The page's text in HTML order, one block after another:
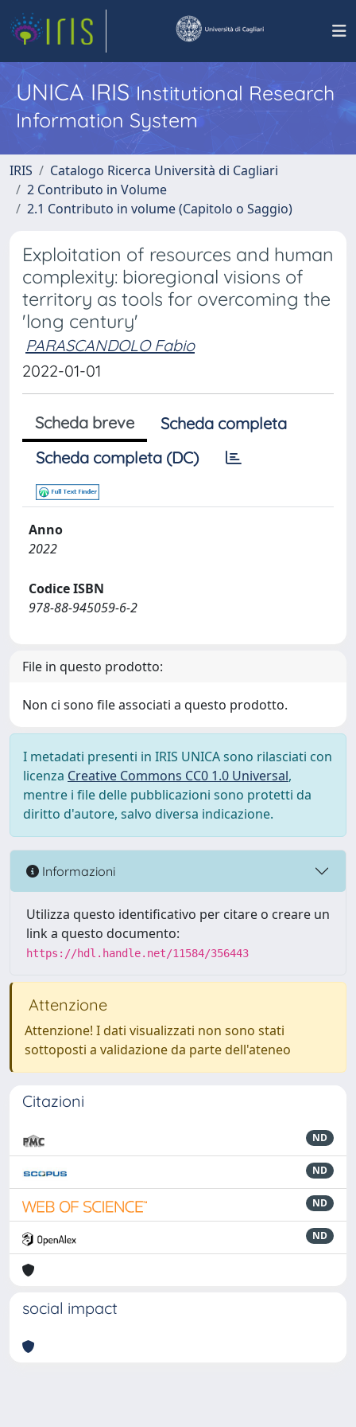
UNICA IRISInstitutional Research
Information System
IRIS
Catalogo Ricerca Università di Cagliari
2 Contributo in Volume
2.1 Contributo in volume (Capitolo o Saggio)
Exploitation of resources and human
complexity: bioregional visions of
territory as tools for overcoming the
'long century'
PARASCANDOLO Fabio
2022-01-01
Scheda breve
Scheda completa
Scheda completa (DC)
Anno
2022
Codice ISBN
978-88-945059-6-2
File in questo prodotto:
Non ci sono file associati a questo prodotto.
I metadati presenti in IRIS UNICA sono rilasciati con
licenza Creative Commons CC0 1.0 Universal,
mentre i file delle pubblicazioni sono protetti da
diritto d'autore, salvo diversa indicazione.
Informazioni
Utilizza questo identificativo per citare o creare un
link a questo documento:
https://hdl.handle.net/11584/356443
Attenzione
Attenzione! I dati visualizzati non sono stati
sottoposti a validazione da parte dell'ateneo
Citazioni
ND
ND
ND
ND
social impact